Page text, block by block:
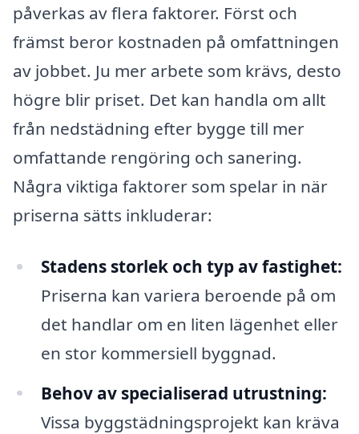
påverkas av flera faktorer. Först och
främst beror kostnaden på omfattningen
av jobbet. Ju mer arbete som krävs, desto
högre blir priset. Det kan handla om allt
från nedstädning efter bygge till mer
omfattande rengöring och sanering.
Några viktiga faktorer som spelar in när
priserna sätts inkluderar:
Stadens storlek och typ av fastighet:
Priserna kan variera beroende på om
det handlar om en liten lägenhet eller
en stor kommersiell byggnad.
Behov av specialiserad utrustning:
Vissa byggstädningsprojekt kan kräva